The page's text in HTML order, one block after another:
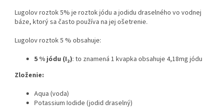
Lugolov roztok 5% je roztok jódu a jodidu draselného vo vodnej
báze, ktorý sa často používa na jej ošetrenie.
Lugolov roztok 5 % obsahuje:
5 % jódu (I₂): to znamená 1 kvapka obsahuje 4,18mg jódu
Zloženie:
Aqua (voda)
Potassium Iodide (jodid draselný)